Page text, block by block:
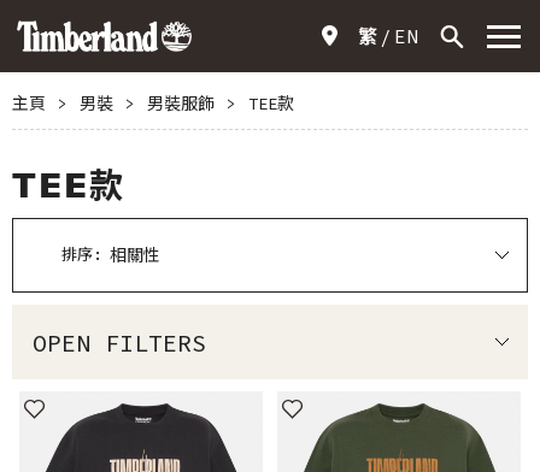
繁 EN
主頁 > 男裝 > 男裝服飾 > TEE款
TEE款
排序:
OPEN FILTERS